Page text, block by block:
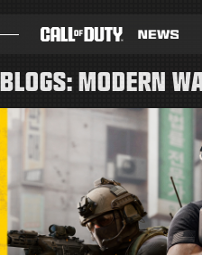
BLOG
NOTE PATCH
BLOGS: MODERN